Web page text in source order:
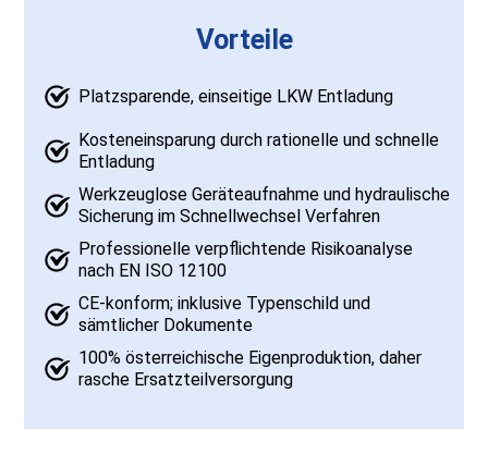
Vorteile
Platzsparende, einseitige LKW Entladung
Kosteneinsparung durch rationelle und schnelle
Entladung
Werkzeuglose Geräteaufnahme und hydraulische
Sicherung im Schnellwechsel Verfahren
Professionelle verpflichtende Risikoanalyse
nach EN ISO 12100
CE-konform; inklusive Typenschild und
sämtlicher Dokumente
100% österreichische Eigenproduktion, daher
rasche Ersatzteilversorgung